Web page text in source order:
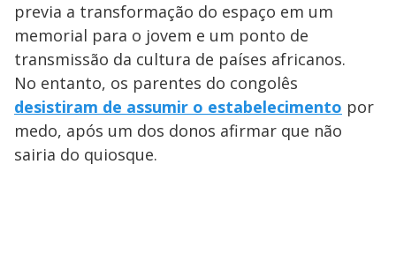
previa a transformação do espaço em um
memorial para o jovem e um ponto de
transmissão da cultura de países africanos.
No entanto, os parentes do congolês
desistiram de assumir o estabelecimento por
medo, após um dos donos afirmar que não
sairia do quiosque.